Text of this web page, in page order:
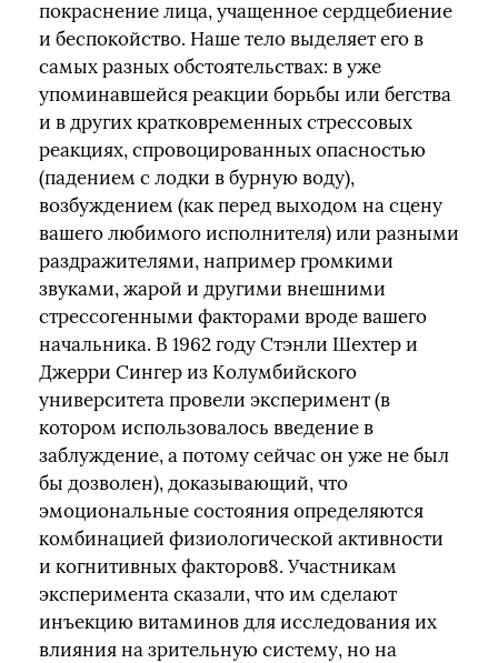
покраснение лица, учащенное сердцебиение
и беспокойство. Наше тело выделяет его в
самых разных обстоятельствах: в уже
упоминавшейся реакции борьбы или бегства
и в других кратковременных стрессовых
реакциях, спровоцированных опасностью
(падением с лодки в бурную воду),
возбуждением (как перед выходом на сцену
вашего любимого исполнителя) или разными
раздражителями, например громкими
звуками, жарой и другими внешними
стрессогенными факторами вроде вашего
начальника. В 1962 году Стэнли Шехтер и
Джерри Сингер из Колумбийского
университета провели эксперимент (в
котором использовалось введение в
заблуждение, а потому сейчас он уже не был
бы дозволен), доказывающий, что
эмоциональные состояния определяются
комбинацией физиологической активности
и когнитивных факторов8. Участникам
эксперимента сказали, что им сделают
инъекцию витаминов для исследования их
влияния на зрительную систему, но на